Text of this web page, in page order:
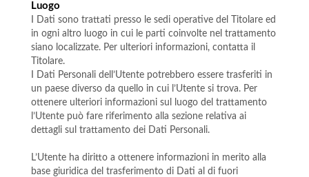
Luogo
I Dati sono trattati presso le sedi operative del Titolare ed
in ogni altro luogo in cui le parti coinvolte nel trattamento
siano localizzate. Per ulteriori informazioni, contatta il
Titolare.
I Dati Personali dell’Utente potrebbero essere trasferiti in
un paese diverso da quello in cui l’Utente si trova. Per
ottenere ulteriori informazioni sul luogo del trattamento
l’Utente può fare riferimento alla sezione relativa ai
dettagli sul trattamento dei Dati Personali.
L’Utente ha diritto a ottenere informazioni in merito alla
base giuridica del trasferimento di Dati al di fuori